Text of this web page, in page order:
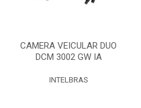
CAMERA VEICULAR DUO
DCM 3002 GW IA
INTELBRAS